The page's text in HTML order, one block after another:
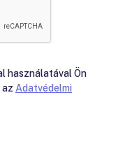
használatával Ön
az Adatvédelmi